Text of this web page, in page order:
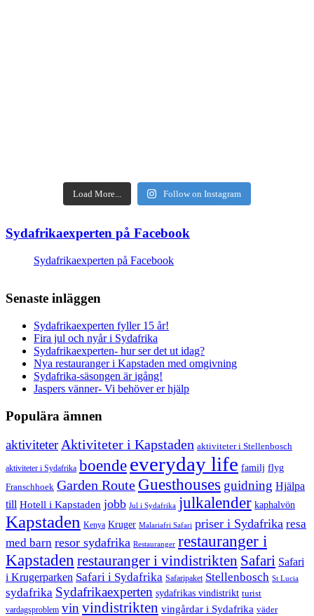
Load More... Follow on Instagram
Sydafrikaexperten på Facebook
Sydafrikaexperten på Facebook
Senaste inläggen
Sydafrikaexperten fyller 15 år!
Fira jul och nyår i Sydafrika
Sydafrikaexperten- hur ser det ut idag?
Nya restauranger i Kapstaden med omgivning
Sydafrika-säsongen är igång!
Jaspers vänner- Vi behöver er hjälp
Populära ämnen
aktiviteter Aktiviteter i Kapstaden aktiviteter i Stellenbosch
aktiviteter i Sydafrika boende everyday life familj flyg
Franschhoek Garden Route Guesthouses guidning Hjälpa
till Hotell i Kapstaden jobb Jul i Sydafrika julkalender kaphalvön
Kapstaden Kenya Kruger Malariafri Safari priser i Sydafrika resa
med barn resor sydafrika Restauranger restauranger i
Kapstaden restauranger i vindistrikten Safari Safari
i Krugerparken Safari i Sydafrika Safaripaket Stellenbosch St Lucia
sydafrika Sydafrikaexperten sydafrikas vindistrikt turist
vardagsproblem vin vindistrikten vingårdar i Sydafrika väder